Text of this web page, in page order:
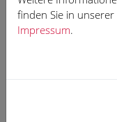
finden Sie in unserer
Impressum.